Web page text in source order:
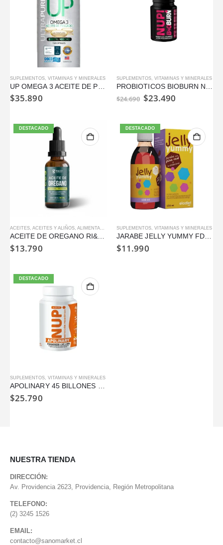
SUPLEMENTOS VITAMINAS Y MINERALES
$35.890
SUPLEMENTOS VITAMINAS Y MINERALES
$24.690 El
precio
era:
$24.690.
$23.490
$23.490.
DESTACADO
ACEITES ACEITES Y ALIÑOS ALIMENTACIÓN SIN GLUTEN,VEGANO
$13.790
DESTACADO
SUPLEMENTOS VITAMINAS Y MINERALES
$11.990
DESTACADO
SUPLEMENTOS, VITAMINAS Y MINERALES
APOLINARY 45 BILLONES NUP! 30 CAPSULAS 500MG
$25.790
NUESTRA TIENDA
DIRECCIÓN:
Av. Providencia 2623, Providencia, Región Metropolitana
TELEFONO:
(2) 3245 1526
EMAIL:
contacto@sanomarket.cl